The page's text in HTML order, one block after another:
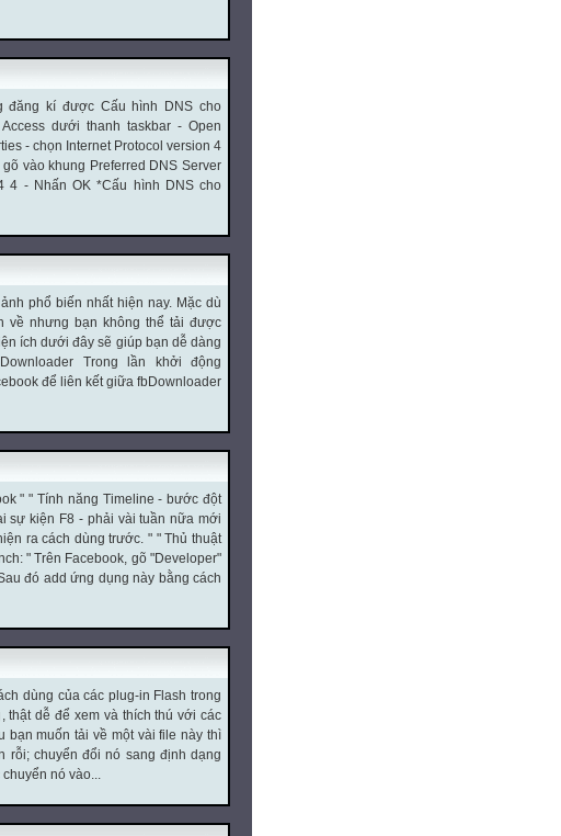
đăng kí được Cấu hình DNS cho
dưới thanh taskbar - Open
- chọn Internet Protocol version 4
vào khung Preferred DNS Server
4 - Nhấn OK *Cấu hình DNS cho
phổ biến nhất hiện nay. Mặc dù
về nhưng bạn không thể tải được
ích dưới đây sẽ giúp bạn dễ dàng
Trong lần khởi động
để liên kết giữa fbDownloader
" " Tính năng Timeline - bước đột
sự kiện F8 - phải vài tuần nữa mới
ra cách dùng trước. " " Thủ thuật
" Trên Facebook, gõ "Developer"
đó add ứng dụng này bằng cách
dùng của các plug-in Flash trong
thật dễ để xem và thích thú với các
bạn muốn tải về một vài file này thì
rỗi; chuyển đổi nó sang định dạng
nó vào...